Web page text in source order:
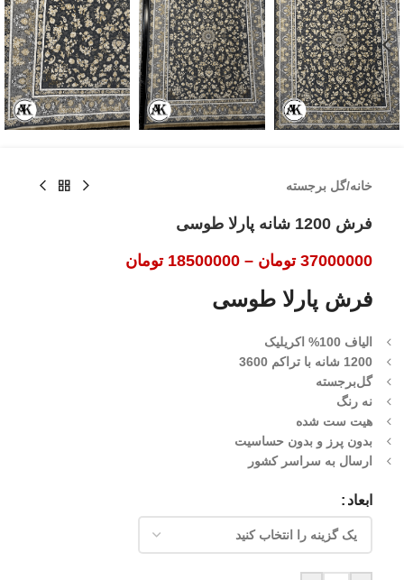
خانه/گل برجسته
فرش 1200 شانه پارلا طوسی
37000000 تومان –
18500000 تومان
فرش پارلا طوسی
الیاف 100% اکریلیک
1200 شانه با تراکم 3600
گل‌برجسته
نه رنگ
هیت ست شده
بدون پرز و بدون حساسیت
ارسال به سراسر کشور
ابعاد